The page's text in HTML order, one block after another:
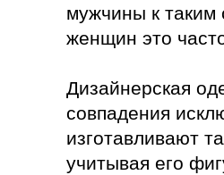
мужчины к таким
женщин это
Дизайнерская
совпадения
изготавливают
учитывая его